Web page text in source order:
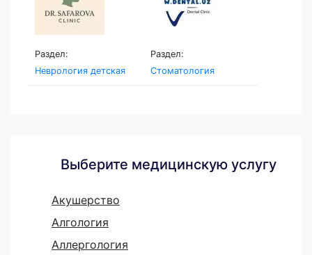
Раздел:
Неврология детская
Раздел:
Стоматология
Выберите медицинскую услугу
Акушерство
Алгология
Аллергология